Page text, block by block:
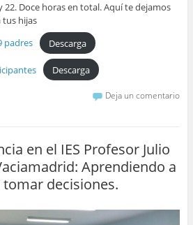
22. Doce horas en total. Aquí te dejamos
tus hijas
padres
Descarga
Descarga
Deja un comentario
en el IES Profesor Julio
Aprendiendo a
decisiones.